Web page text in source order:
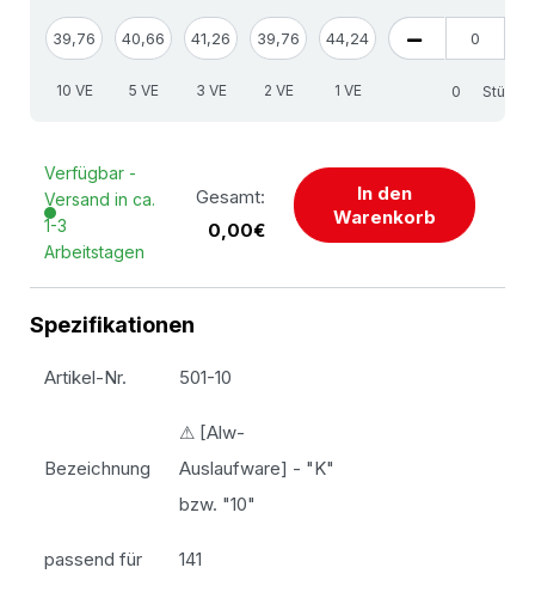
39,76 40,66 41,26 39,76 44,24
10 VE 5 VE 3 VE 2 VE 1 VE Stück
Verfügbar -
Versand in ca.
1-3
Arbeitstagen
Gesamt:
0,00€
In den
Warenkorb
Spezifikationen
Artikel-Nr. 501-10
Bezeichnung
⚠ [Alw-
Auslaufware] - "K"
bzw. "10"
passend für 141